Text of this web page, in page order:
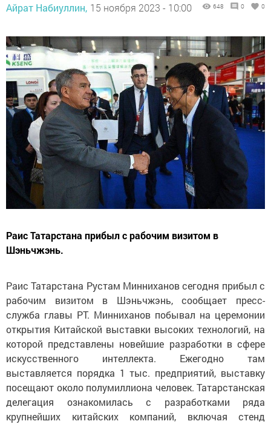
Айрат Набиуллин, 15 ноября 2023 - 10:00 648 0 0
Раис Татарстана прибыл с рабочим визитом в
Шэньчжэнь.
Раис Татарстана Рустам Минниханов сегодня прибыл с
рабочим визитом в Шэньчжэнь, сообщает пресс-
служба главы РТ. Минниханов побывал на церемонии
открытия Китайской выставки высоких технологий, на
которой представлены новейшие разработки в сфере
искусственного интеллекта. Ежегодно там
выставляется порядка 1 тыс. предприятий, выставку
посещают около полумиллиона человек. Татарстанская
делегация ознакомилась с разработками ряда
крупнейших китайских компаний, включая стенд